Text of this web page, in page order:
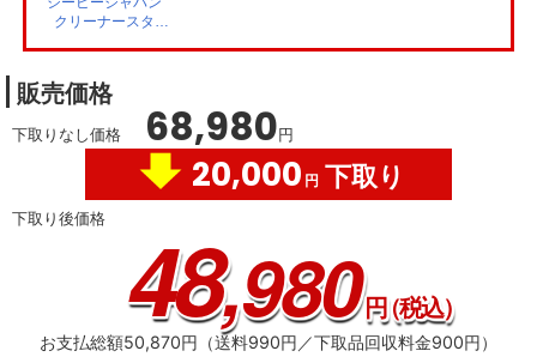
クリーナースタン
販売価格
下取りなし価格 68,980円
20,000 円 下取り
下取り後価格 48,980円（税込）
お支払総額50,870円（送料990円／下取品回収料金900円）